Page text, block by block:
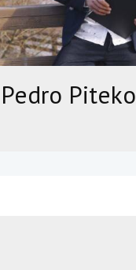
Pedro Piteko